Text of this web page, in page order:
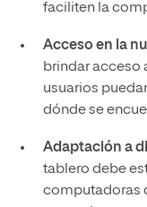
faciliten la
Acceso en la
brindar acceso
usuarios
dónde se
Adaptación a
tablero debe
computadoras